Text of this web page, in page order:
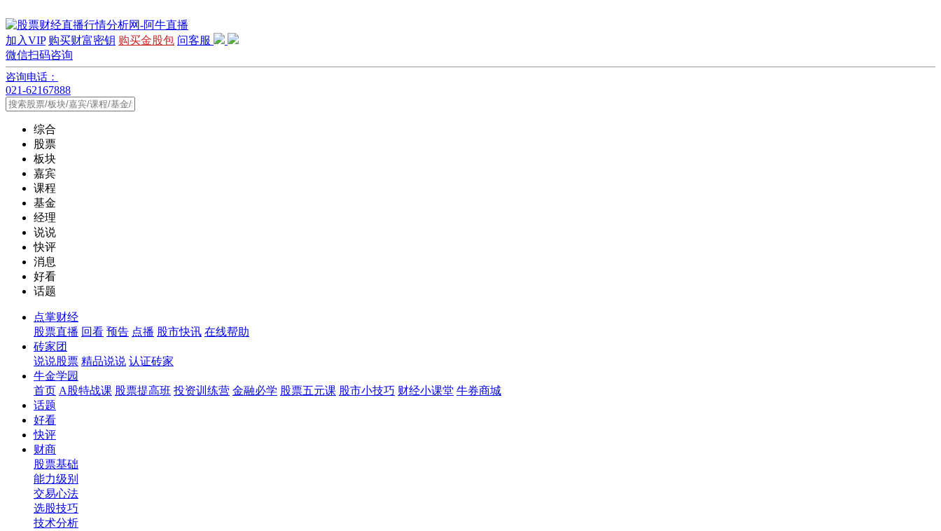
加入VIP 购买财富密钥 购买金股包 问客服
微信扫码咨询
咨询电话：
021-62167888
综合
股票
板块
嘉宾
课程
基金
经理
说说
快评
消息
好看
话题
点掌财经
股票直播 回看 预告 点播 股市快讯 在线帮助
砖家团
说说股票 精品说说 认证砖家
牛金学园
首页 A股特战课 股票提高班 投资训练营 金融必学 股票五元课 股市小技巧 财经小课堂 牛券商城
话题
好看
快评
财商
股票基础
能力级别
交易心法
选股技巧
技术分析